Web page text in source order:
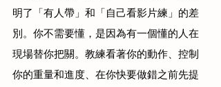
明了「有人帶」和「自己看影片練」的差
別。你不需要懂，是因為有一個懂的人在
現場替你把關。教練看著你的動作、控制
你的重量和進度、在你快要做錯之前先提